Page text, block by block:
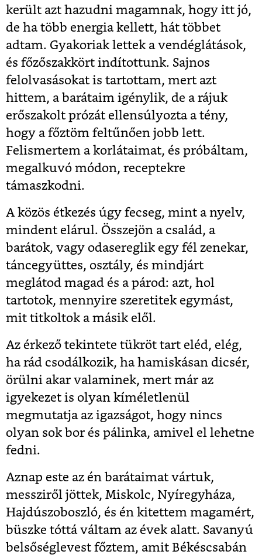
került azt hazudni magamnak, hogy itt jó,
de ha több energia kellett, hát többet
adtam. Gyakoriak lettek a vendéglátások,
és főzőszakkört indítottunk. Sajnos
felolvasásokat is tartottam, mert azt
hittem, a barátaim igénylik, de a rájuk
erőszakolt prózát ellensúlyozta a tény,
hogy a főztöm feltűnően jobb lett.
Felismertem a korlátaimat, és próbáltam,
megalkuvó módon, receptekre
támaszkodni.
A közös étkezés úgy fecseg, mint a nyelv,
mindent elárul. Összejön a család, a
barátok, vagy odasereglik egy fél zenekar,
táncegyüttes, osztály, és mindjárt
meglátod magad és a párod: azt, hol
tartotok, mennyire szeretitek egymást,
mit titkoltok a másik elől.
Az érkező tekintete tükröt tart eléd, elég,
ha rád csodálkozik, ha hamiskásan dicsér,
örülni akar valaminek, mert már az
igyekezet is olyan kíméletlenül
megmutatja az igazságot, hogy nincs
olyan sok bor és pálinka, amivel el lehetne
fedni.
Aznap este az én barátaimat vártuk,
messziről jöttek, Miskolc, Nyíregyháza,
Hajdúszoboszló, és én kitettem magamért,
büszke tóttá váltam az évek alatt. Savanyú
belsőséglevest főztem, amit Békéscsabán